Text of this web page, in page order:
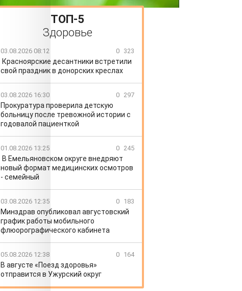
ТОП-5
Здоровье
03.08.2026 08:12 0 323
Красноярские десантники встретили
свой праздник в донорских креслах
03.08.2026 16:30 0 297
Прокуратура проверила детскую
больницу после тревожной истории с
годовалой пациенткой
01.08.2026 13:25 0 245
В Емельяновском округе внедряют
новый формат медицинских осмотров
- семейный
03.08.2026 12:35 0 183
Минздрав опубликовал августовский
график работы мобильного
флюорографического кабинета
05.08.2026 12:38 0 164
В августе «Поезд здоровья»
отправится в Ужурский округ